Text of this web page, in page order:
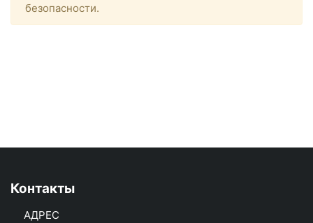
безопасности.
Контакты
АДРЕС